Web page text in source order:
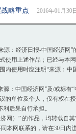
略重点 2016年01月30日
源：经济日报-中国经济
用上述作品；已经与本
使用时应注明“来源：中
：中国经济网”及/或标
单位及个人，仅有权在
后果自行承担。
网）” 的作品，均转载自
本网联系的，请在30日内进